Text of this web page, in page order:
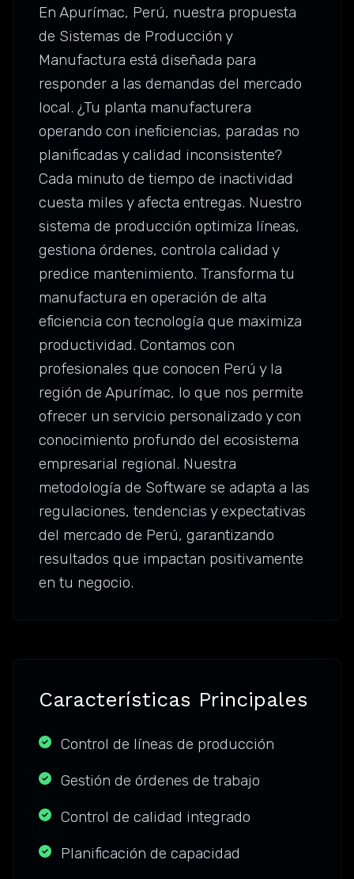
En Apurímac, Perú, nuestra propuesta
de Sistemas de Producción y
Manufactura está diseñada para
responder a las demandas del mercado
local. ¿Tu planta manufacturera
operando con ineficiencias, paradas no
planificadas y calidad inconsistente?
Cada minuto de tiempo de inactividad
cuesta miles y afecta entregas. Nuestro
sistema de producción optimiza líneas,
gestiona órdenes, controla calidad y
predice mantenimiento. Transforma tu
manufactura en operación de alta
eficiencia con tecnología que maximiza
productividad. Contamos con
profesionales que conocen Perú y la
región de Apurímac, lo que nos permite
ofrecer un servicio personalizado y con
conocimiento profundo del ecosistema
empresarial regional. Nuestra
metodología de Software se adapta a las
regulaciones, tendencias y expectativas
del mercado de Perú, garantizando
resultados que impactan positivamente
en tu negocio.
Características Principales
Control de líneas de producción
Gestión de órdenes de trabajo
Control de calidad integrado
Planificación de capacidad